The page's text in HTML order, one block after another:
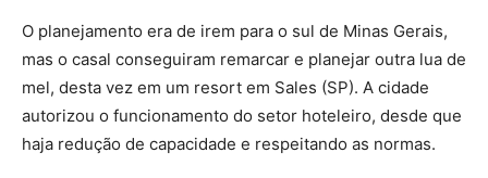
O planejamento era de irem para o sul de Minas Gerais,
mas o casal conseguiram remarcar e planejar outra lua de
mel, desta vez em um resort em Sales (SP). A cidade
autorizou o funcionamento do setor hoteleiro, desde que
haja redução de capacidade e respeitando as normas.